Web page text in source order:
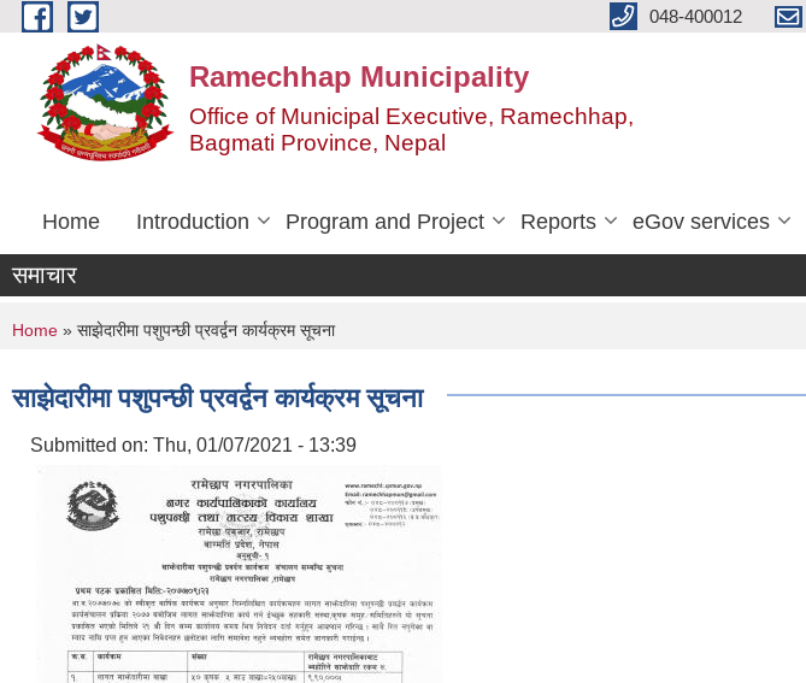
Skip to main content 048-400012
Ramechhap Municipality
Office of Municipal Executive, Ramechhap,
Bagmati Province, Nepal
Home Introduction Program and Project Reports eGov services
समाचार
You are here
Home » साझेदारीमा पशुपन्छी प्रवर्द्वन कार्यक्रम सूचना
साझेदारीमा पशुपन्छी प्रवर्द्वन कार्यक्रम सूचना
Submitted on: Thu, 01/07/2021 - 13:39